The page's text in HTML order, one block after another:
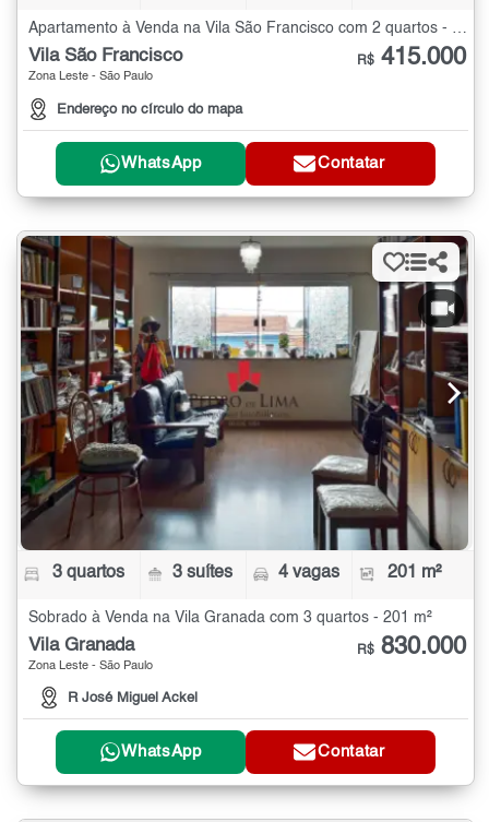
Apartamento à Venda na Vila São Francisco com 2 quartos - 52 m²
Vila São Francisco
Zona Leste - São Paulo
Endereço no círculo do mapa
R$ 415.000
WhatsApp Contatar
3 quartos 3 suítes 4 vagas 201 m²
Sobrado à Venda na Vila Granada com 3 quartos - 201 m²
Vila Granada
Zona Leste - São Paulo
R José Miguel Ackel
R$ 830.000
WhatsApp Contatar